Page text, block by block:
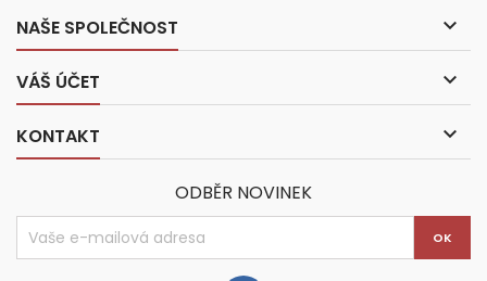
NAŠE SPOLEČNOST 
VÁŠ ÚČET 
KONTAKT 
ODBĚR NOVINEK